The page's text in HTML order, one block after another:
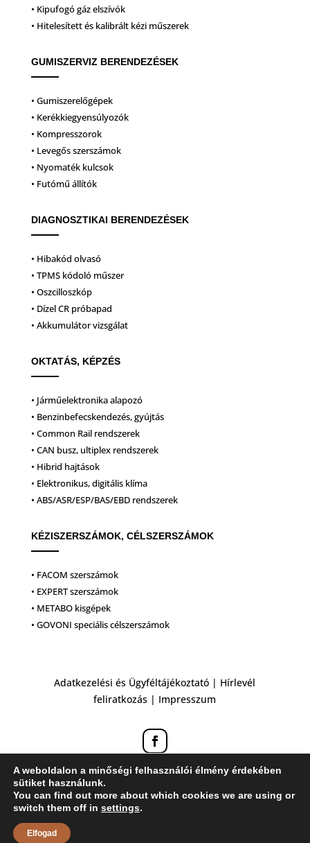
• Kipufogó gáz elszívók
• Hitelesített és kalibrált kézi műszerek
GUMISZERVIZ BERENDEZÉSEK
• Gumiszerelőgépek
• Kerékkiegyensúlyozók
• Kompresszorok
• Levegős szerszámok
• Nyomaték kulcsok
• Futómű állítók
DIAGNOSZTIKAI BERENDEZÉSEK
• Hibakód olvasó
• TPMS kódoló műszer
• Oszcilloszkóp
• Dízel CR próbapad
• Akkumulátor vizsgálat
OKTATÁS, KÉPZÉS
• Járműelektronika alapozó
• Benzinbefecskendezés, gyújtás
• Common Rail rendszerek
• CAN busz, ultiplex rendszerek
• Hibrid hajtások
• Elektronikus, digitális klíma
• ABS/ASR/ESP/BAS/EBD rendszerek
KÉZISZERSZÁMOK, CÉLSZERSZÁMOK
• FACOM szerszámok
• EXPERT szerszámok
• METABO kisgépek
• GOVONI speciális célszerszámok
Adatkezelési és Ügyféltájékoztató | Hírlevél
feliratkozás | Impresszum
A weboldalon a minőségi felhasználói élmény érdekében
sütiket használunk.
You can find out more about which cookies we are using or
switch them off in settings.
Elfogad